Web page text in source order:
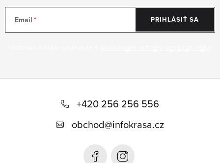
Email PRIHLÁSIŤ SA
+420 256 256 556
obchod@infokrasa.cz